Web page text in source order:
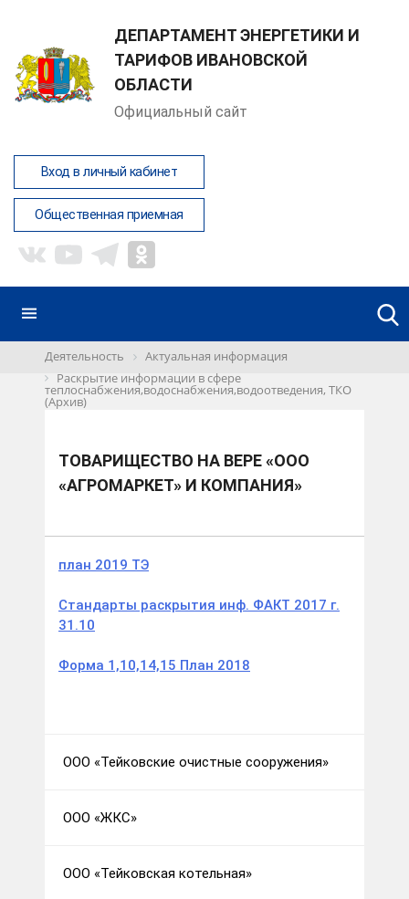
ДЕПАРТАМЕНТ ЭНЕРГЕТИКИ И
ТАРИФОВ ИВАНОВСКОЙ
ОБЛАСТИ
Официальный сайт
Вход в личный кабинет
Общественная приемная
Деятельность
Актуальная информация
Раскрытие информации в сфере
теплоснабжения,водоснабжения,водоотведения, ТКО
(Архив)
компания»
ТОВАРИЩЕСТВО НА ВЕРЕ «ООО
«АГРОМАРКЕТ» И КОМПАНИЯ»
план 2019 ТЭ
Стандарты раскрытия инф. ФАКТ 2017 г.
31.10
Форма 1,10,14,15 План 2018
ООО «Тейковские очистные сооружения»
ООО «ЖКС»
ООО «Тейковская котельная»